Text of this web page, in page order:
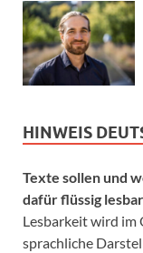
HINWEIS
Texte sollen und
dafür flüssig
Lesbarkeit wird im
sprachliche